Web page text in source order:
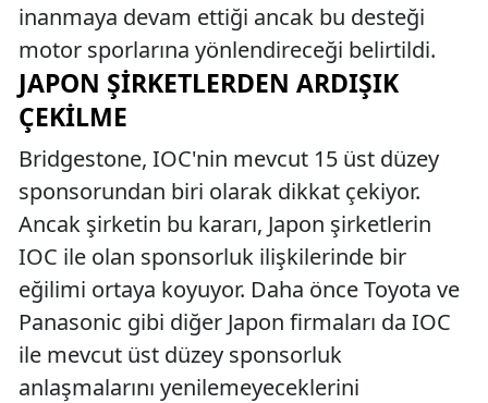
inanmaya devam ettiği ancak bu desteği
motor sporlarına yönlendireceği belirtildi.
JAPON ŞIRKETLERDEN ARDIŞIK
ÇEKILME
Bridgestone, IOC'nin mevcut 15 üst düzey
sponsorundan biri olarak dikkat çekiyor.
Ancak şirketin bu kararı, Japon şirketlerin
IOC ile olan sponsorluk ilişkilerinde bir
eğilimi ortaya koyuyor. Daha önce Toyota ve
Panasonic gibi diğer Japon firmaları da IOC
ile mevcut üst düzey sponsorluk
anlaşmalarını yenilemeyeceklerini